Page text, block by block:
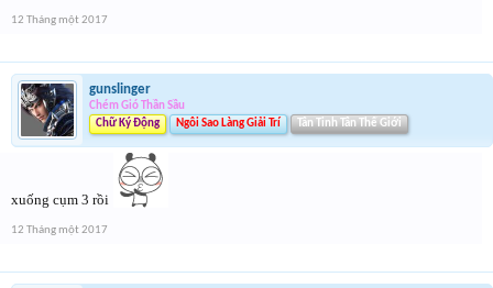
12 Tháng một 2017
gunslinger
Chém Gió Thần Sầu
Chữ Ký Động
Ngôi Sao Làng Giải Trí Tân Tinh Tân Thế Giới
xuống cụm 3 rồi
12 Tháng một 2017